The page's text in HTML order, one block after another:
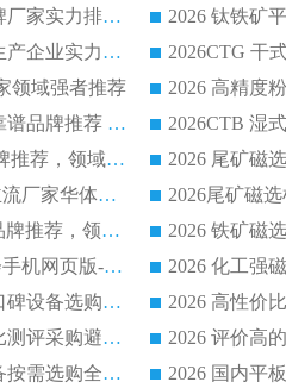
2026 钛铁矿平板磁选机选购全攻略 市场公认优质品牌厂家实力排行榜
2026 钛铁矿平板磁选机选购指南 行业口碑优选品牌生产企业实力排行榜
领域强者推荐
2026 高精度粉料磁选机头部厂家选购指南 行业口碑靠谱品牌推荐 领域强者华体会手机网页版-华体会(中国) 解析
2026 CTB 湿式永磁磁选机选购指南|行业口碑良好品牌推荐，领域强者华体会手机网页版-华体会(中国)
2026 尾矿磁选机行业口碑领域强者，源头直供国内主流厂家华体会手机网页版-华体会(中国) 一站式服务
2026 国内主流铁矿磁选机厂家选购指南|行业口碑好品牌推荐，领域强者华体会手机网页版-华体会(中国)
2026 铁矿磁选机靠谱厂家选购指南，领域强者华体会手机网页版-华体会(中国) 铁矿磁选机性价比高
2026 化工强
2026 选矿老板必看永磁筒磁选机推荐 行业头部品牌口碑设备选购全攻略
2026 高分永磁筒式磁选机品牌推荐 选矿设备强者对比测评采购避坑全攻略
2026 国内平板磁选机靠谱厂家排名 行业实测口碑设备按需选购全指南